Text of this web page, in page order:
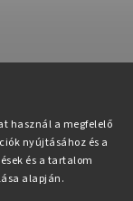
használ a megfelelő
nyújtásához és a
és a tartalom
alapján.